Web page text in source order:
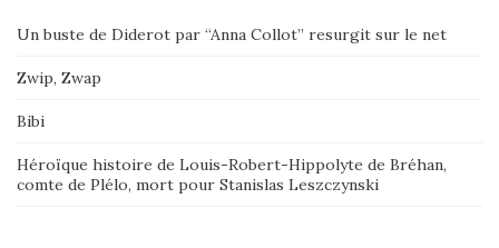
Un buste de Diderot par “Anna Collot” resurgit sur le net
Zwip, Zwap
Bibi
Héroïque histoire de Louis-Robert-Hippolyte de Bréhan,
comte de Plélo, mort pour Stanislas Leszczynski